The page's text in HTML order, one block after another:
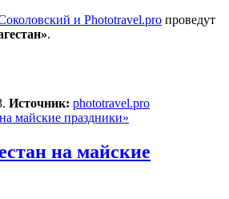
и Phototravel.pro проведут
.
Источник: phototravel.pro
на майские